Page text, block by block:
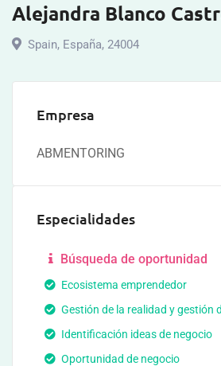
Alejandra Blanco
Spain, España, 24004
Empresa
ABMENTORING
Especialidades
Búsqueda de oportunidad
Ecosistema emprendedor
Gestión de la realidad y gestión
Identificación ideas de negocio
Oportunidad de negocio